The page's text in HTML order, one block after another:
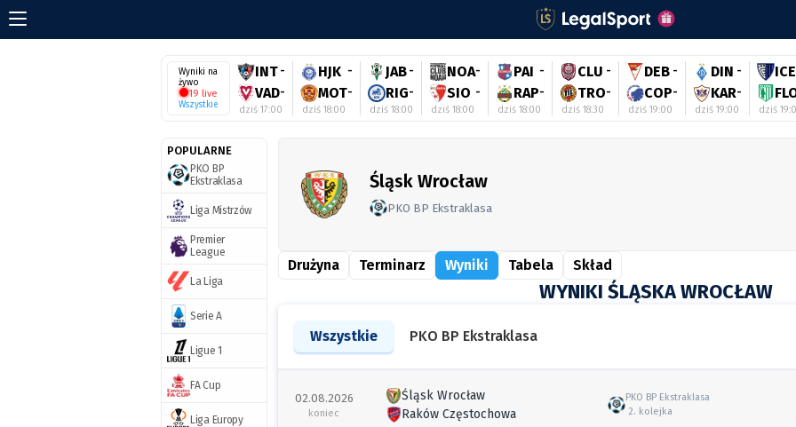
Wyniki na
żywo
19 live
Wszystkie
INT-
VAD-
dziś 17:00
HJK -
MOT-
dziś 18:00
JAB-
RIG-
dziś 18:00
NOA-
SIO -
dziś 18:00
PAI -
RAP-
dziś 18:00
CLU -
TRO-
dziś 18:30
DEB -
COP-
dziś 19:00
DIN -
KAR-
dziś 19:00
ICE
dziś
POPULARNE
PKO BP
Ekstraklasa
Liga Mistrzów
Premier
League
La Liga
Serie A
Ligue 1
FA Cup
Liga Europy
Śląsk Wrocław
PKO BP Ekstraklasa
Drużyna Terminarz Wyniki Tabela Skład
WYNIKI ŚLĄSKA WROCŁAW
Wszystkie PKO BP Ekstraklasa
02.08.2026
koniec
Śląsk Wrocław
Raków Częstochowa
PKO BP Ekstraklasa
2. kolejka